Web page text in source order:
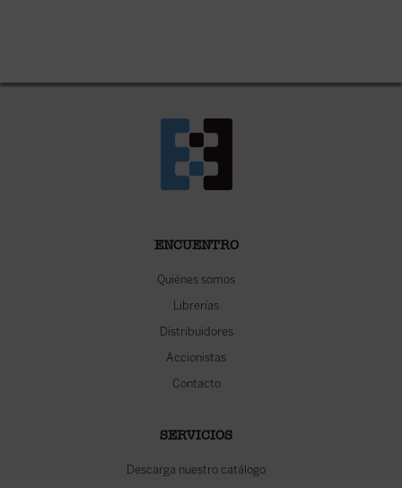
ENCUENTRO
Quiénes somos
Librerías
Distribuidores
Accionistas
Contacto
SERVICIOS
Descarga nuestro catálogo